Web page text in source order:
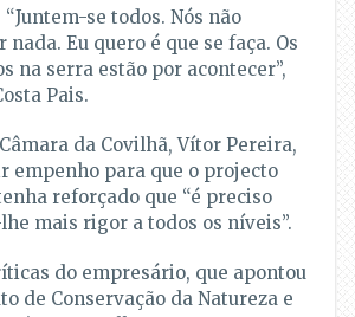
“Juntem-se todos. Nós não
Eu quero é que se faça. Os
na serra estão por acontecer”,
Pais.
da Covilhã, Vítor Pereira,
empenho para que o projecto
reforçado que “é preciso
mais rigor a todos os níveis”.
do empresário, que apontou
de Conservação da Natureza e